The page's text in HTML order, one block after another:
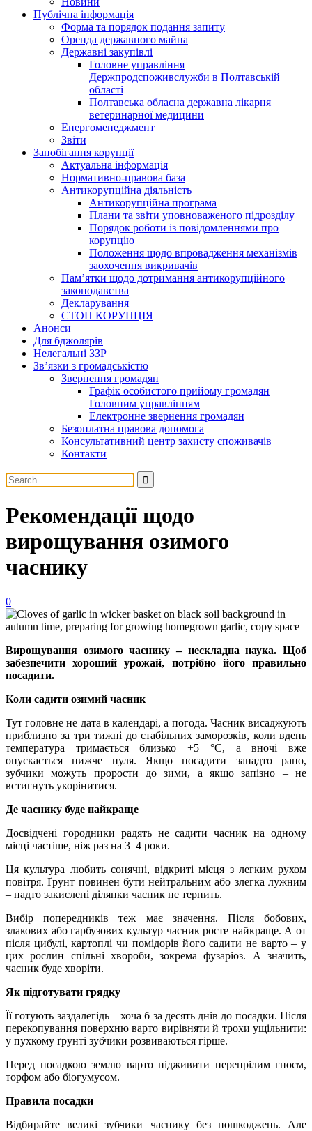
Публічна інформація
Форма та порядок подання запиту
Оренда державного майна
Державні закупівлі
Головне управління
Держпродспоживслужби в Полтавській
області
Полтавська обласна державна лікарня
ветеринарної медицини
Енергоменеджмент
Звіти
Запобігання корупції
Актуальна інформація
Нормативно-правова база
Антикорупційна діяльність
Антикорупційна програма
Плани та звіти уповноваженого підрозділу
Порядок роботи із повідомленнями про
корупцію
Положення щодо впровадження механізмів
заохочення викривачів
Пам’ятки щодо дотримання антикорупційного
законодавства
Декларування
СТОП КОРУПЦІЯ
Анонси
Для бджолярів
Нелегальні ЗЗР
Зв’язки з громадськістю
Звернення громадян
Графік особистого прийому громадян
Головним управлінням
Електронне звернення громадян
Безоплатна правова допомога
Консультативний центр захисту споживачів
Контакти
Рекомендації щодо
вирощування озимого
часнику
0
Вирощування озимого часнику – нескладна наука. Щоб
забезпечити хороший урожай, потрібно його правильно
посадити.
Коли садити озимий часник
Тут головне не дата в календарі, а погода. Часник висаджують
приблизно за три тижні до стабільних заморозків, коли вдень
температура тримається близько +5 °C, а вночі вже
опускається нижче нуля. Якщо посадити занадто рано,
зубчики можуть прорости до зими, а якщо запізно – не
встигнуть укорінитися.
Де часнику буде найкраще
Досвідчені городники радять не садити часник на одному
місці частіше, ніж раз на 3–4 роки.
Ця культура любить сонячні, відкриті місця з легким рухом
повітря. Ґрунт повинен бути нейтральним або злегка лужним
– надто закислені ділянки часник не терпить.
Вибір попередників теж має значення. Після бобових,
злакових або гарбузових культур часник росте найкраще. А от
після цибулі, картоплі чи помідорів його садити не варто – у
цих рослин спільні хвороби, зокрема фузаріоз. А значить,
часник буде хворіти.
Як підготувати грядку
Її готують заздалегідь – хоча б за десять днів до посадки. Після
перекопування поверхню варто вирівняти й трохи ущільнити:
у пухкому ґрунті зубчики розвиваються гірше.
Перед посадкою землю варто підживити перепрілим гноєм,
торфом або біогумусом.
Правила посадки
Відбирайте великі зубчики часнику без пошкоджень. Але